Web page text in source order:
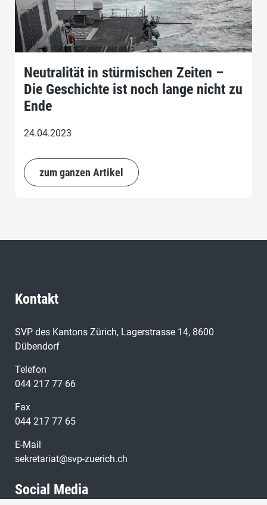
Neutralität in stürmischen Zeiten –
Die Geschichte ist noch lange nicht zu
Ende
24.04.2023
zum ganzen Artikel
Kontakt
SVP des Kantons Zürich, Lagerstrasse 14, 8600
Dübendorf
Telefon
044 217 77 66
Fax
044 217 77 65
E-Mail
sekretariat@svp-zuerich.ch
Social Media